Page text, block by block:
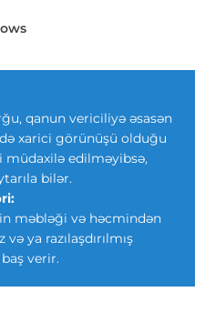
qanun vericiliyə əsasən
xarici görünüşü olduğu
müdaxilə edilməyibsə,
bilər.
məbləği və həcmindən
və ya razılaşdırılmış
verir.